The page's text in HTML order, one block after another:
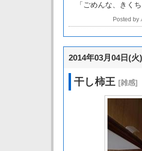
「ごめんな、きくち
Posted by
2014年03月04日(火)
干し柿王 [雑感]